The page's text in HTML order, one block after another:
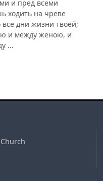
и пред всеми
ходить на чреве
дни жизни твоей;
и между женою, и
...